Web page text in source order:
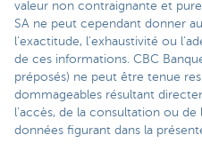
valeur non contraignante et
SA ne peut cependant donner
l'exactitude, l'exhaustivité ou
de ces informations. CBC
préposés) ne peut être tenue
dommageables résultant
l’accès, de la consultation ou
données figurant dans la